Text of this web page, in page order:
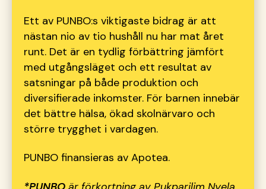
Ett av PUNBO:s viktigaste bidrag är att
nästan nio av tio hushåll nu har mat året
runt. Det är en tydlig förbättring jämfört
med utgångsläget och ett resultat av
satsningar på både produktion och
diversifierade inkomster. För barnen innebär
det bättre hälsa, ökad skolnärvaro och
större trygghet i vardagen.
PUNBO finansieras av Apotea.